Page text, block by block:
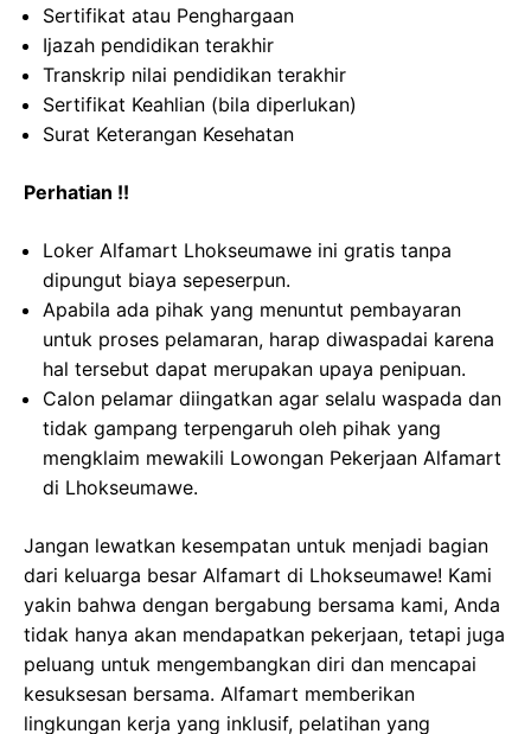
Sertifikat atau Penghargaan
Ijazah pendidikan terakhir
Transkrip nilai pendidikan terakhir
Sertifikat Keahlian (bila diperlukan)
Surat Keterangan Kesehatan
Perhatian !!
Loker Alfamart Lhokseumawe ini gratis tanpa
dipungut biaya sepeserpun.
Apabila ada pihak yang menuntut pembayaran
untuk proses pelamaran, harap diwaspadai karena
hal tersebut dapat merupakan upaya penipuan.
Calon pelamar diingatkan agar selalu waspada dan
tidak gampang terpengaruh oleh pihak yang
mengklaim mewakili Lowongan Pekerjaan Alfamart
di Lhokseumawe.
Jangan lewatkan kesempatan untuk menjadi bagian
dari keluarga besar Alfamart di Lhokseumawe! Kami
yakin bahwa dengan bergabung bersama kami, Anda
tidak hanya akan mendapatkan pekerjaan, tetapi juga
peluang untuk mengembangkan diri dan mencapai
kesuksesan bersama. Alfamart memberikan
lingkungan kerja yang inklusif, pelatihan yang